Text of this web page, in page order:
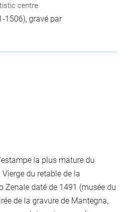
centre
1506), gravé par
la plus mature du
du retable de la
Zenale daté de 1491 (musée du
de la gravure de Mantegna,